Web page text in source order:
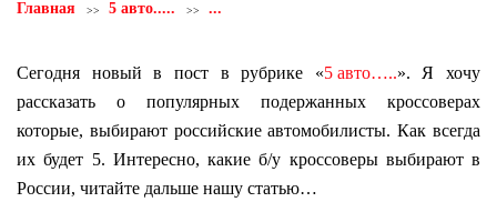
Главная 5 авто..... ...
Сегодня новый в пост в рубрике «5 авто…..». Я хочу
рассказать о популярных подержанных кроссоверах
которые, выбирают российские автомобилисты. Как всегда
их будет 5. Интересно, какие б/у кроссоверы выбирают в
России, читайте дальше нашу статью…